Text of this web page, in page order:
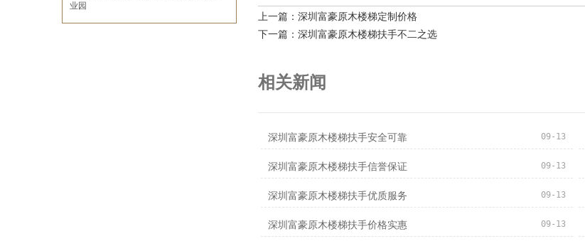
业园
上一篇：深圳富豪原木楼梯定制价格
下一篇：深圳富豪原木楼梯扶手不二之选
相关新闻
深圳富豪原木楼梯扶手安全可靠 09-13
深圳富豪原木楼梯扶手信誉保证 09-13
深圳富豪原木楼梯扶手优质服务 09-13
深圳富豪原木楼梯扶手价格实惠 09-13